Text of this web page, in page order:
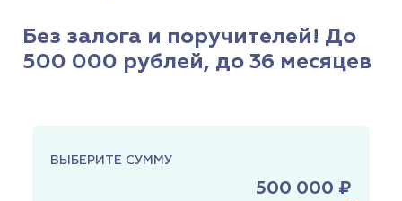
Без залога и поручителей! До
500 000 рублей, до 36 месяцев
ВЫБЕРИТЕ СУММУ
500 000 ₽